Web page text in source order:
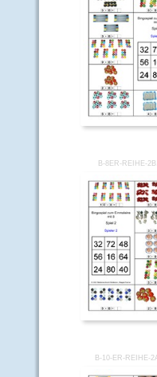
B-8ER-REIHE-
B-10-ER-REIHE-